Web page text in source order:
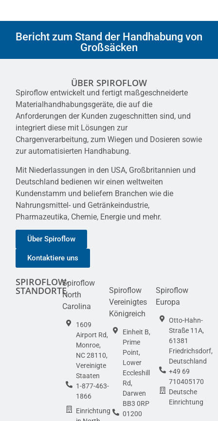
Bericht zum Stand der Handhabung von
Großsäcken
ÜBER SPIROFLOW
Spiroflow entwickelt und fertigt maßgeschneiderte
Materialhandhabungsgeräte, die auf die
Anforderungen der Kunden zugeschnitten sind, und
integriert diese mit Lösungen zur
Chargenverarbeitung, zum Wiegen und Dosieren sowie
zur automatisierten Handhabung.
Mit Niederlassungen in den USA, Großbritannien und
Deutschland bedienen wir einen weltweiten
Kundenstamm und beliefern Branchen wie die
Nahrungsmittel- und Getränkeindustrie,
Pharmazeutika, Chemie, Energie und mehr.
Über Spiroflow
Kontaktiere uns
SPIROFLOW-
STANDORTE
Spiroflow
North
Carolina
1609
Airport Rd,
Monroe,
NC 28110,
Vereinigte
Staaten
1-877-463-
1866
Einrichtung
Spiroflow
Vereinigtes
Königreich
Einheit B,
Prime
Point,
Lower
Eccleshill
Rd,
Darwen
BB3 0RP
01200
Spiroflow
Europa
Otto-Hahn-
Straße 11A,
61381
Friedrichsdorf,
Deutschland
+49 69
710405170
Deutsche
Einrichtung